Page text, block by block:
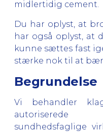
midlertidig cement.
Du har oplyst, at
har også oplyst, at
kunne sættes fast
stærke nok til at
Begrundelse
Vi behandler
autoriserede
sundhedsfaglige